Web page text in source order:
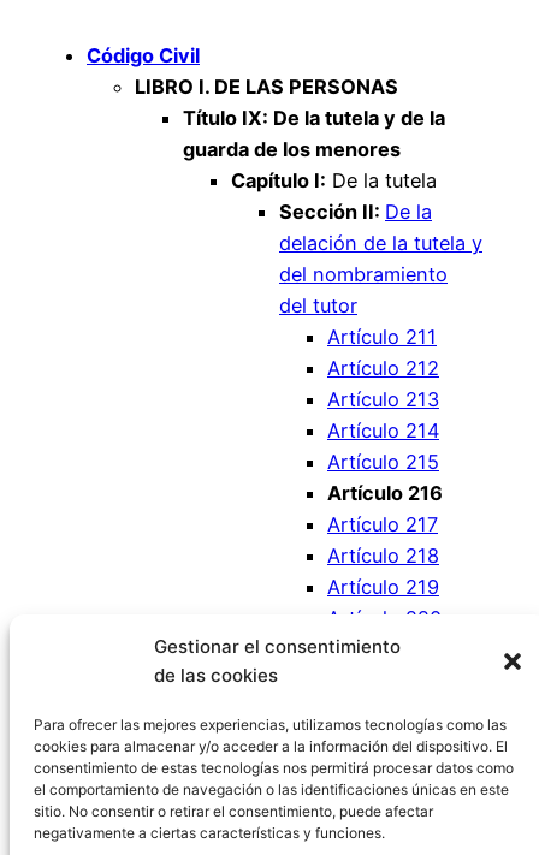
Gestionar el consentimiento
de las cookies
Para ofrecer las mejores experiencias, utilizamos tecnologías como las
cookies para almacenar y/o acceder a la información del dispositivo. El
consentimiento de estas tecnologías nos permitirá procesar datos como
el comportamiento de navegación o las identificaciones únicas en este
sitio. No consentir o retirar el consentimiento, puede afectar
negativamente a ciertas características y funciones.
Código Civil
LIBRO I. DE LAS PERSONAS
Título IX: De la tutela y de la
guarda de los menores
Capítulo I: De la tutela
Sección II: De la
delación de la tutela y
del nombramiento
del tutor
Artículo 211
Artículo 212
Artículo 213
Artículo 214
Artículo 215
Artículo 216
Artículo 217
Artículo 218
Artículo 219
Artículo 220
Artículo 221